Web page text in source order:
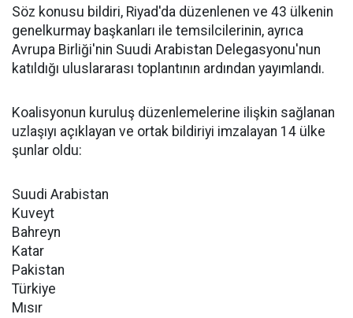
Söz konusu bildiri, Riyad'da düzenlenen ve 43 ülkenin
genelkurmay başkanları ile temsilcilerinin, ayrıca
Avrupa Birliği'nin Suudi Arabistan Delegasyonu'nun
katıldığı uluslararası toplantının ardından yayımlandı.
Koalisyonun kuruluş düzenlemelerine ilişkin sağlanan
uzlaşıyı açıklayan ve ortak bildiriyi imzalayan 14 ülke
şunlar oldu:
Suudi Arabistan
Kuveyt
Bahreyn
Katar
Pakistan
Türkiye
Mısır